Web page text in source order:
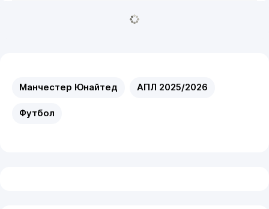
Манчестер Юнайтед АПЛ 2025/2026
Футбол